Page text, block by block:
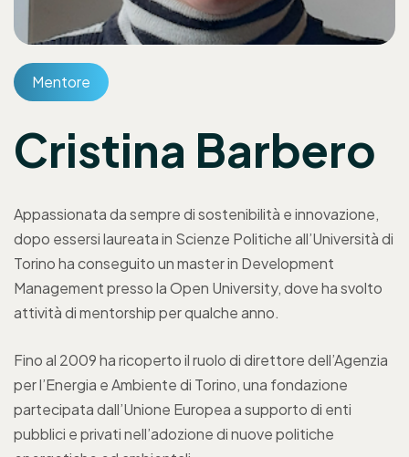
Mentore
Cristina Barbero
Appassionata da sempre di sostenibilità e innovazione,
dopo essersi laureata in Scienze Politiche all’Università di
Torino ha conseguito un master in Development
Management presso la Open University, dove ha svolto
attività di mentorship per qualche anno.
Fino al 2009 ha ricoperto il ruolo di direttore dell’Agenzia
per l’Energia e Ambiente di Torino, una fondazione
partecipata dall’Unione Europea a supporto di enti
pubblici e privati nell’adozione di nuove politiche